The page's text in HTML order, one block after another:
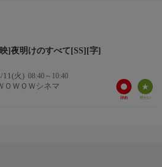
萌音、渋川清彦、光石研、りょう
]夜明けのすべて[SS][字]
11(火) 08:40～10:40
ＯＷＯＷシネマ